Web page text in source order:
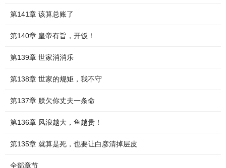
第141章 该算总账了
第140章 皇帝有旨，开饭！
第139章 世家消消乐
第138章 世家的规矩，我不守
第137章 朕欠你丈夫一条命
第136章 风浪越大，鱼越贵！
第135章 就算是死，也要让白彦清掉层皮
全部章节